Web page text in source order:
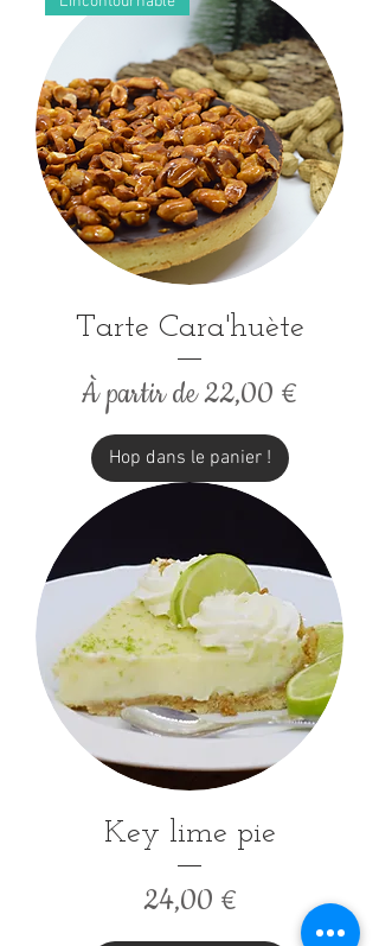
Tarte Cara'huète
À partir de22,00 €
Prix promotionnel
Hop dans le panier !
Key lime pie
Prix
24,00 €